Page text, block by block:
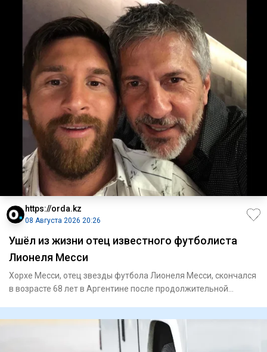
https://orda.kz
08 Августа 2026 20:26
Ушёл из жизни отец известного футболиста
Лионеля Месси
Хорхе Месси, отец звезды футбола Лионеля Месси, скончался
в возрасте 68 лет в Аргентине после продолжительной